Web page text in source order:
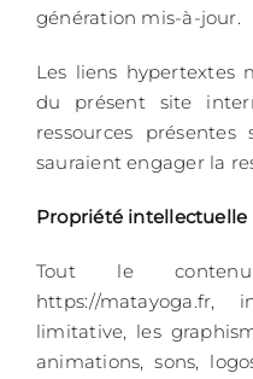
génération mis-à-jour.
Les liens hypertextes
du présent site
ressources
sauraient engager la
Propriété intellectuelle
Tout le
https://
limitative, les
animations, sons,